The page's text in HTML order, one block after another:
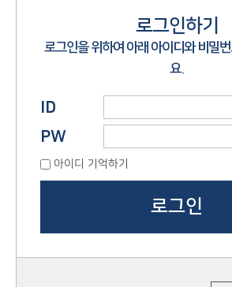
로그인하기
로그인을 위하여 아래 아이디와 비밀
요.
ID
PW
아이디 기억하기